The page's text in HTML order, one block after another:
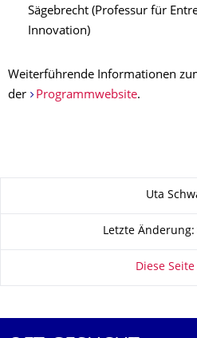
Sägebrecht (Professur für
Innovation)
Weiterführende Informationen
der
Programmwebsite.
Uta
Letzte Änderung:
Diese